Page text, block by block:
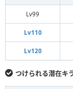
Lv99
Lv110
Lv120
つけられる潜在キ